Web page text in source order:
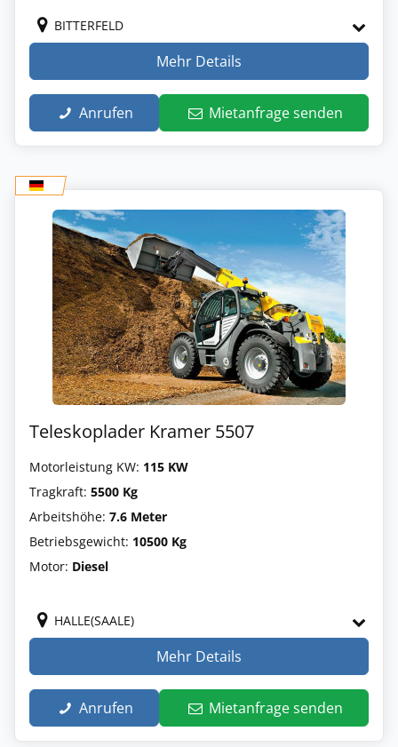
BITTERFELD
Mehr Details
Anrufen Mietanfrage senden
Teleskoplader Kramer 5507
Motorleistung KW: 115 KW
Tragkraft: 5500 Kg
Arbeitshöhe: 7.6 Meter
Betriebsgewicht: 10500 Kg
Motor: Diesel
HALLE(SAALE)
Mehr Details
Anrufen Mietanfrage senden